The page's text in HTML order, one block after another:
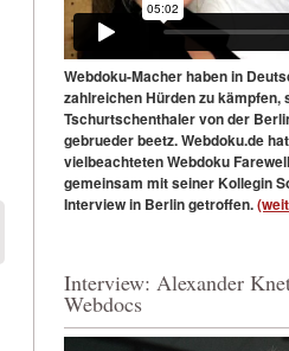
Webdoku-Macher haben in
zahlreichen Hürden zu kämpfen,
Tschurtschenthaler von der
gebrueder beetz. Webdoku.de
vielbeachteten Webdoku
gemeinsam mit seiner Kollegin
Interview in Berlin getroffen.
Interview: Alexander
Webdocs